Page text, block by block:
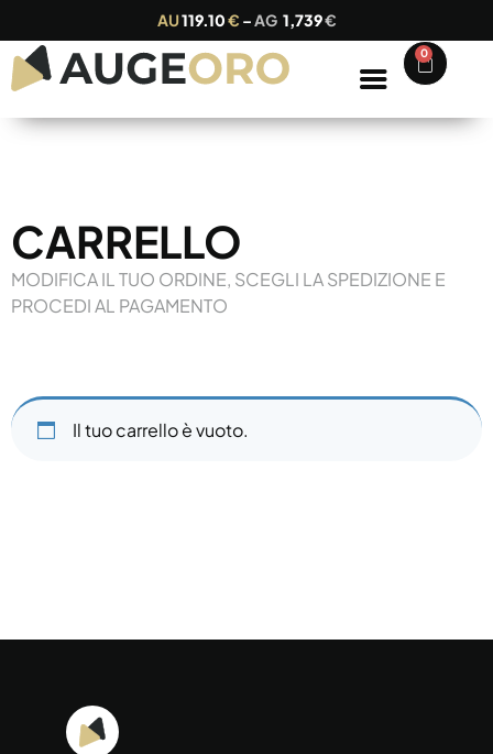
AU119.10€ –AG 1,739€
0
CARRELLO
MODIFICA IL TUO ORDINE, SCEGLI LA SPEDIZIONE E
PROCEDI AL PAGAMENTO
Il tuo carrello è vuoto.